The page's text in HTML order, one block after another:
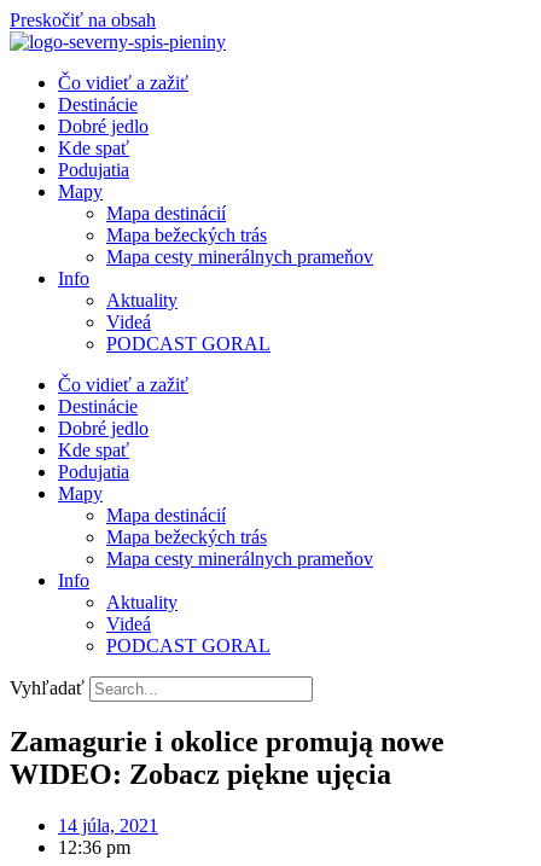
Preskočiť na obsah
Čo vidieť a zažiť
Destinácie
Dobré jedlo
Kde spať
Podujatia
Mapy
Mapa destinácií
Mapa bežeckých trás
Mapa cesty minerálnych prameňov
Info
Aktuality
Videá
PODCAST GORAL
Čo vidieť a zažiť
Destinácie
Dobré jedlo
Kde spať
Podujatia
Mapy
Mapa destinácií
Mapa bežeckých trás
Mapa cesty minerálnych prameňov
Info
Aktuality
Videá
PODCAST GORAL
Vyhľadať
Zamagurie i okolice promują nowe
WIDEO: Zobacz piękne ujęcia
14 júla, 2021
12:36 pm